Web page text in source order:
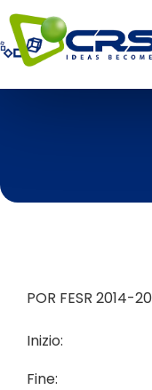
POR FESR 2014-
Inizio:
Fine: